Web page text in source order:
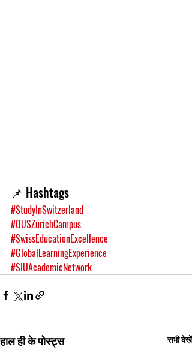
📌 Hashtags
#StudyInSwitzerland
#OUSZurichCampus
#SwissEducationExcellence
#GlobalLearningExperience
#SIUAcademicNetwork
हाल ही के पोस्ट्स सभी देखें